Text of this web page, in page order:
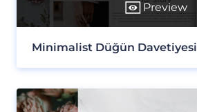
Preview
Minimalist Düğün Davetiyesi